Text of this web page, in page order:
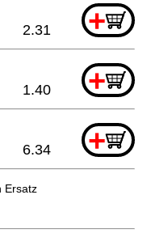
+
2.31
+
1.40
+
6.34
Ersatz